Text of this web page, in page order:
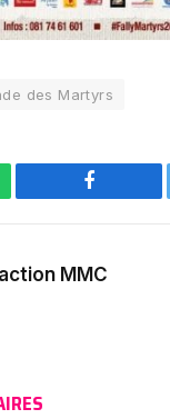
des Martyrs
Facebook
MMC